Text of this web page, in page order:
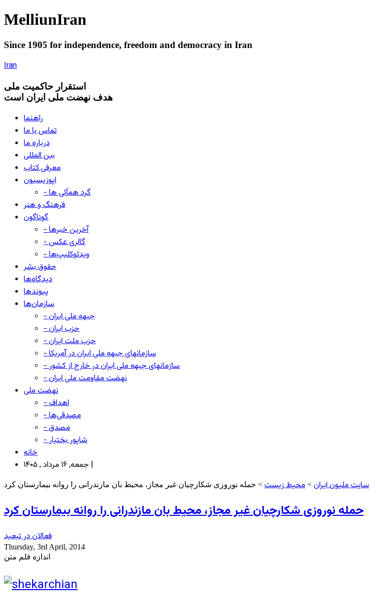
MelliunIran
Since 1905 for independence, freedom and democracy in Iran
Iran
استقرار حاکميت ملی
هدف نهضت ملی ایران است
راهنما
تماس با ما
درباره ما
بین المللی
معرفی کتاب
اپوزیسیون
- گرد همآئی ها
فرهنگ و هنر
گوناگون
- آخرین خبرها
- گالری عکس
- ویدئوکلیپ‌ها
حقوق بشر
دیدگاه‌ها
پیوندها
سازمان‌ها
- جبهه ملی ایران
- حزب ایران
- حزب ملت ایران
- سازمانهای جبهه ملی ایران در آمریکا
- سازمانهای جبهه ملی ایران در خارج از کشور
- نهضت مقاومت ملی ایران
نهضت ملی
- اهداف
- مصدقی‌ها
- مصدق
- شاپور بختیار
خانه
جمعه, ۱۶ مرداد , ۱۴۰۵ |
سایت ملیون ایران > محیط زیست > حمله نوروزی شکارچیان غیر مجاز، محیط بان مازندرانی را روانه بیمارستان کرد
حمله نوروزی شکارچیان غیر مجاز، محیط بان مازندرانی را روانه بیمارستان کرد
فعالان در تبعید
Thursday, 3rd April, 2014
اندازه قلم متن